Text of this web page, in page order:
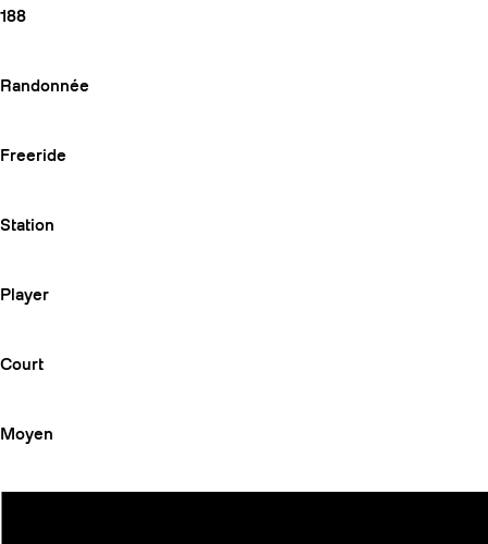
188
Randonnée
Freeride
Station
Player
Court
Moyen